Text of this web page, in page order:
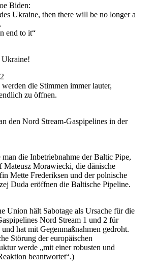
Biden:
Ukraine, then there will be no longer a
end to it“
Ukraine!
die Stimmen immer lauter,
zu öffnen.
den Nord Stream-Gaspipelines in der
die Inbetriebnahme der Baltic Pipe,
Mateusz Morawiecki, die dänische
Mette Frederiksen und der polnische
Duda eröffnen die Baltische Pipeline.
Union hält Sabotage als Ursache für die
Nord Stream 1 und 2 für
hat mit Gegenmaßnahmen gedroht.
Störung der europäischen
werde „mit einer robusten und
beantwortet“.)